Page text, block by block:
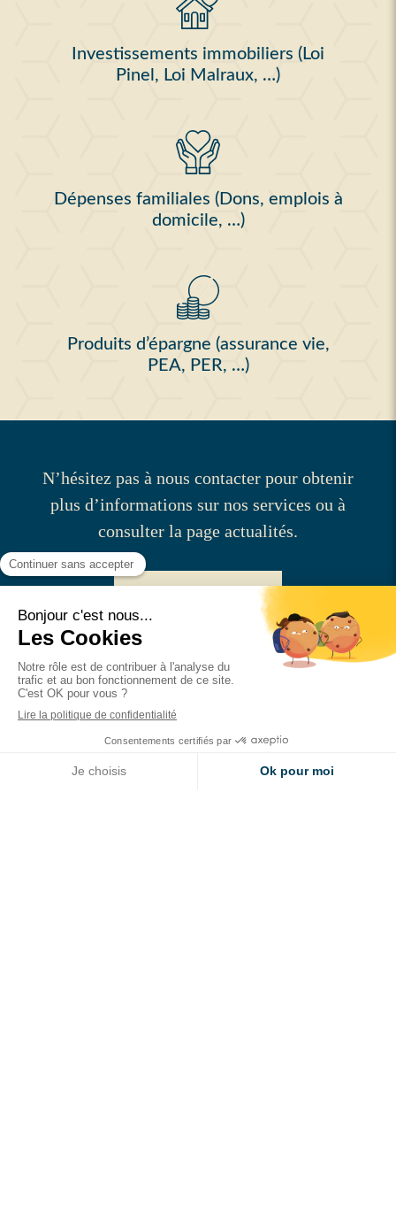
Investissements immobiliers (Loi
Pinel, Loi Malraux, …)
Dépenses familiales (Dons, emplois à
domicile, …)
Produits d’épargne (assurance vie,
PEA, PER, …)
N’hésitez pas à nous contacter pour obtenir
plus d’informations sur nos services ou à
consulter la page actualités.